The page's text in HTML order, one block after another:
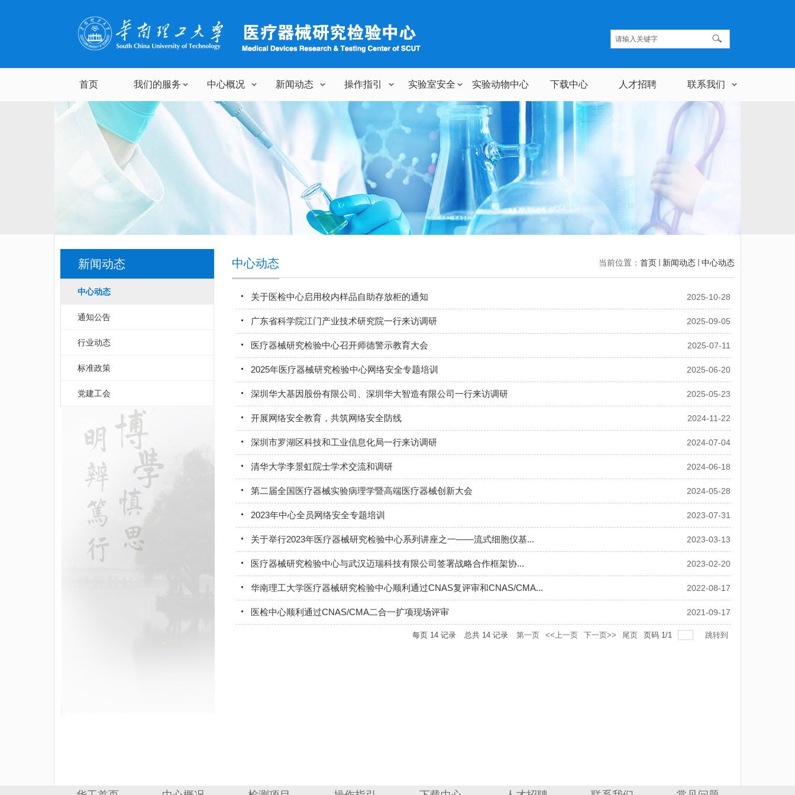
首页 我们的服务 中心概况 新闻动态 操作指引 实验室安全 实验动物中心 下载中心 人才招聘 联系我们
新闻动态
中心动态
通知公告
行业动态
标准政策
党建工会
中心动态 当前位置： 首页 新闻动态 中心动态
关于医检中心启用校内样品自助存放柜的通知 2025-10-28
广东省科学院江门产业技术研究院一行来访调研 2025-09-05
医疗器械研究检验中心召开师德警示教育大会 2025-07-11
2025年医疗器械研究检验中心网络安全专题培训 2025-06-20
深圳华大基因股份有限公司、深圳华大智造有限公司一行来访调研 2025-05-23
开展网络安全教育，共筑网络安全防线 2024-11-22
深圳市罗湖区科技和工业信息化局一行来访调研 2024-07-04
清华大学李景虹院士学术交流和调研 2024-06-18
第二届全国医疗器械实验病理学暨高端医疗器械创新大会 2024-05-28
2023年中心全员网络安全专题培训 2023-07-31
关于举行2023年医疗器械研究检验中心系列讲座之一——流式细胞仪基... 2023-03-13
医疗器械研究检验中心与武汉迈瑞科技有限公司签署战略合作框架协... 2023-02-20
华南理工大学医疗器械研究检验中心顺利通过CNAS复评审和CNAS/CMA... 2022-08-17
医检中心顺利通过CNAS/CMA二合一扩项现场评审 2021-09-17
每页 14 记录 总共 14 记录 第一页 <<上一页 下一页>> 尾页 页码 1/1 跳转到